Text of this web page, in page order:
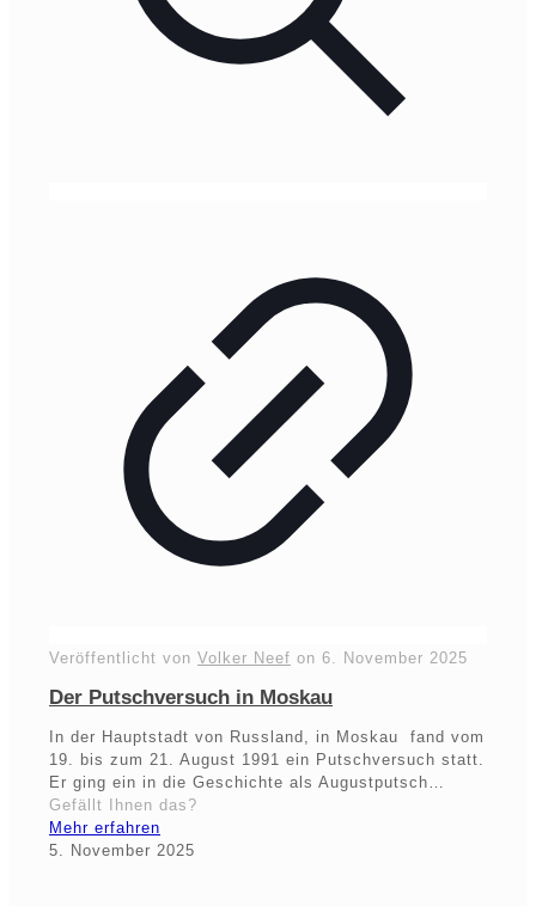
Veröffentlicht von Volker Neef on 6. November 2025
Der Putschversuch in Moskau
In der Hauptstadt von Russland, in Moskau fand vom
19. bis zum 21. August 1991 ein Putschversuch statt.
Er ging ein in die Geschichte als Augustputsch…
Gefällt Ihnen das?
Mehr erfahren
5. November 2025